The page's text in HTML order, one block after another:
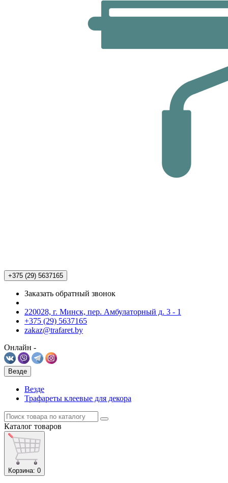
+375 (29) 5637165
Заказать обратный звонок
220028, г. Минск, пер. Амбулаторный д. 3 - 1
+375 (29) 5637165
zakaz@trafaret.by
Онлайн -
Везде
Везде
Трафареты клеевые для декора
Каталог товаров
Корзина: 0